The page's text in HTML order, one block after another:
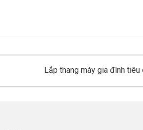
Lắp thang máy gia đình tiêu